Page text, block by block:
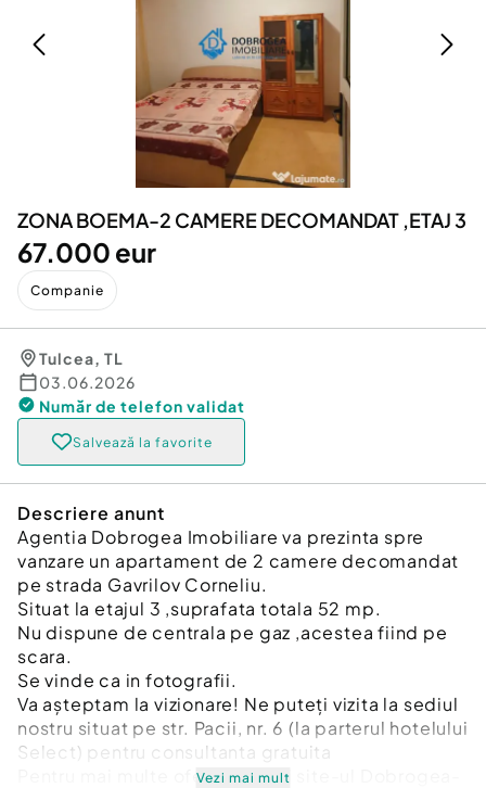
Servicii
Animale de companie
Afaceri și echipamente profesionale
Inchiriere Bunuri si Vehicule
Utilaje agricole si industriale
Piese auto si accesorii
ZONA BOEMA-2 CAMERE DECOMANDAT ,ETAJ 3
67.000 eur
Companie
Tulcea, TL
03.06.2026
Număr de telefon validat
Salvează la favorite
Descriere anunt
Agentia Dobrogea Imobiliare va prezinta spre
vanzare un apartament de 2 camere decomandat
pe strada Gavrilov Corneliu.
Situat la etajul 3 ,suprafata totala 52 mp.
Nu dispune de centrala pe gaz ,acestea fiind pe
scara.
Se vinde ca in fotografii.
Va așteptam la vizionare! Ne puteți vizita la sediul
nostru situat pe str. Pacii, nr. 6 (la parterul hotelului
Select) pentru consultanta gratuita
Pentru mai multe oferte vizitați site-ul Dobrogea-
Vezi mai mult